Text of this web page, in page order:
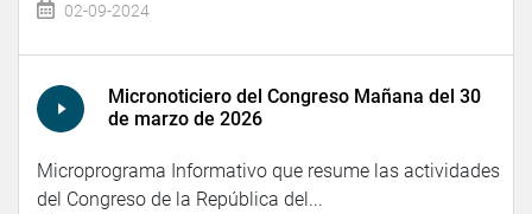
02-09-2024
Micronoticiero del Congreso Mañana del 30
de marzo de 2026
Microprograma Informativo que resume las actividades
del Congreso de la República del...